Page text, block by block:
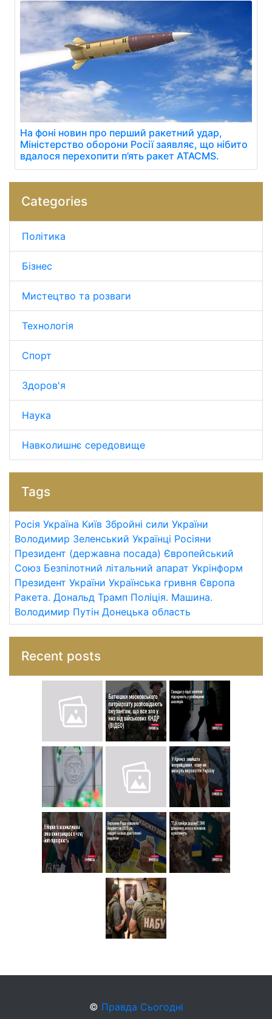
На фоні новин про перший ракетний удар,
Міністерство оборони Росії заявляє, що нібито
вдалося перехопити п’ять ракет ATACMS.
Categories
Політика
Бізнес
Мистецтво та розваги
Технологія
Спорт
Здоров'я
Наука
Навколишнє середовище
Tags
Росія Україна Київ Збройні сили України
Володимир Зеленський Українці Росіяни
Президент (державна посада) Європейський
Союз Безпілотний літальний апарат Укрінформ
Президент України Українська гривня Європа
Ракета. Дональд Трамп Поліція. Машина.
Володимир Путін Донецька область
Recent posts
© Правда Сьогодні